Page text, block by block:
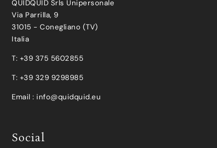
QUIDQUID Srls Unipersonale
Via Parrilla, 9
31015 - Conegliano (TV)
Italia
T: +39 375 5602855
T: +39 329 9298985
Email : info@quidquid.eu
Social